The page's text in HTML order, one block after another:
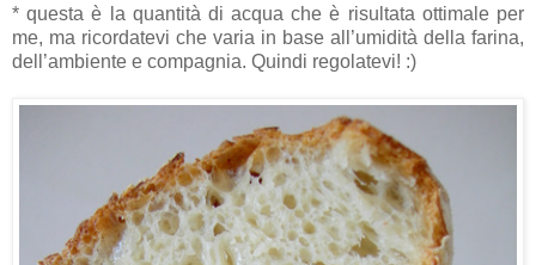
* questa è la quantità di acqua che è risultata ottimale per
me, ma ricordatevi che varia in base all’umidità della farina,
dell’ambiente e compagnia. Quindi regolatevi! :)